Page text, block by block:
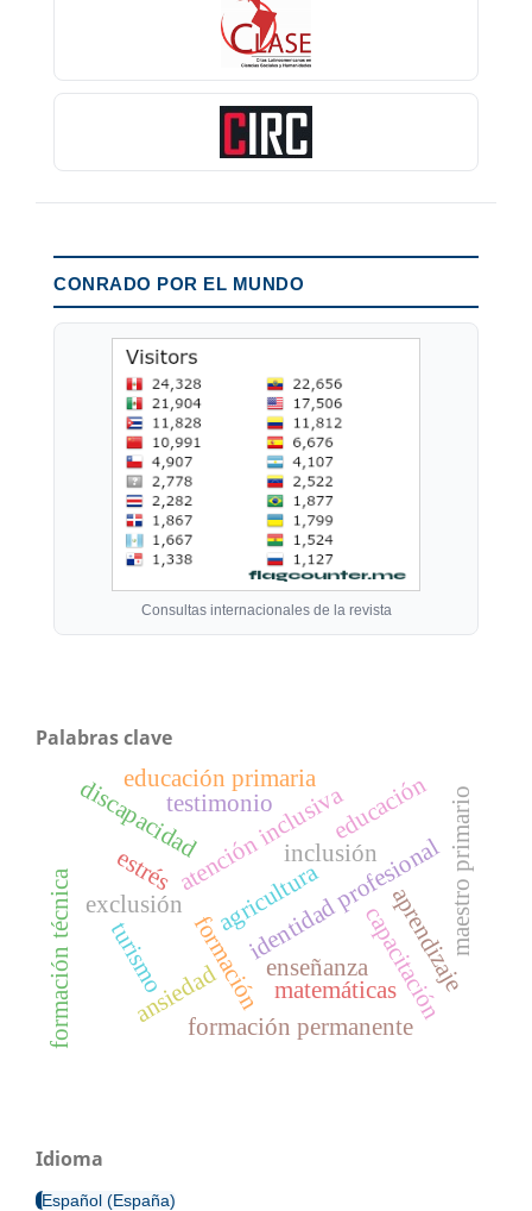
CONRADO POR EL MUNDO
Consultas internacionales de la revista
Palabras clave
formación
atención inclusiva
identidad profesional
enseñanza aprendizaje
inclusión
exclusión
discapacidad
capacitación
estrés
ansiedadformación permanente
maestro primario
agricultura
formación técnica turismo
educación primaria educación
matemáticas
testimonio
Idioma
Español (España)